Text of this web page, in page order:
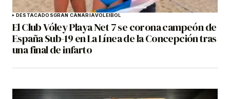
DESTACADOSGRAN CANARIAVOLEIBOL
El Club Vóley Playa Net 7 se corona campeón de
España Sub-19 en La Línea de la Concepción tras
una final de infarto